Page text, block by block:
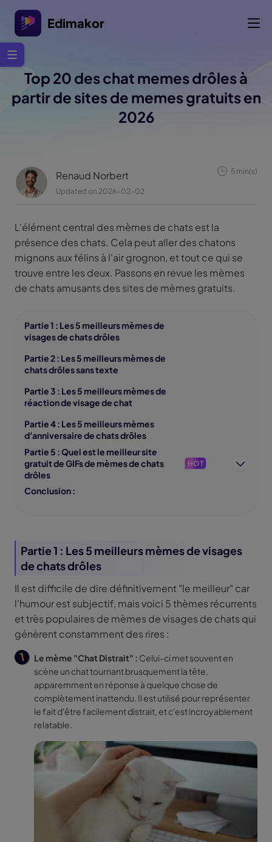
Edimakor
Top 20 des chat memes drôles à
partir de sites de memes gratuits en
2026
Renaud Norbert
Updated on 2026-02-02
5 min(s)
L'élément central des mèmes de chats est la
présence des chats. Cela peut aller des chatons
mignons aux félins à l'air grognon, et tout ce qui se
trouve entre les deux. Passons en revue les mèmes
de chats amusants des sites de mèmes gratuits.
Partie 1 : Les 5 meilleurs mèmes de
visages de chats drôles
Partie 2 : Les 5 meilleurs mèmes de
chats drôles sans texte
Partie 3 : Les 5 meilleurs mèmes de
réaction de visage de chat
Partie 4 : Les 5 meilleurs mèmes
d'anniversaire de chats drôles
Partie 5 : Quel est le meilleur site
gratuit de GIFs de mèmes de chats
drôles
HOT
Conclusion :
Partie 1 : Les 5 meilleurs mèmes de visages
de chats drôles
Il est difficile de dire définitivement "le meilleur" car
l'humour est subjectif, mais voici 5 thèmes récurrents
et très populaires de mèmes de visages de chats qui
génèrent constamment des rires :
Le mème "Chat Distrait" : Celui-ci met souvent en
scène un chat tournant brusquement la tête,
apparemment en réponse à quelque chose de
complètement inattendu. Il est utilisé pour représenter
le fait d'être facilement distrait, et c'est incroyablement
relatable.